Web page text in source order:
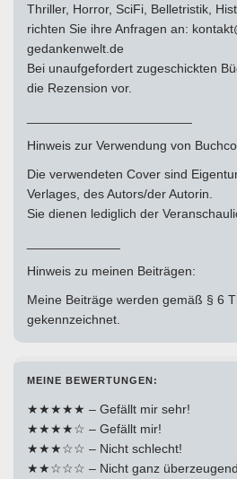
Thriller, Horror, SciFi, Belletristik,
richten Sie ihre Anfragen an:
gedankenwelt.de
Bei unaufgefordert zugeschickten
die Rezension vor.
Hinweis zur Verwendung von
Die verwendeten Cover sind
Verlages, des Autors/der Autorin.
Sie dienen lediglich der
Hinweis zu meinen Beiträgen:
Meine Beiträge werden gemäß § 6
gekennzeichnet.
MEINE BEWERTUNGEN:
★★★★★ – Gefällt mir sehr!
★★★★☆ – Gefällt mir!
★★★☆☆ – Nicht schlecht!
★★☆☆☆ – Nicht ganz